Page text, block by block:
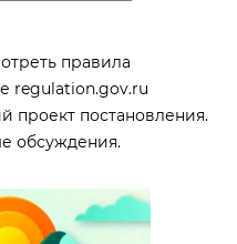
правила
regulation.gov.ru
проект постановления.
обсуждения.